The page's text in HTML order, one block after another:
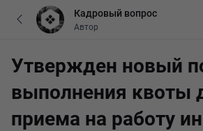
Утвержден новый
выполнения квоты
приема на работу
Кадровый вопрос
Автор